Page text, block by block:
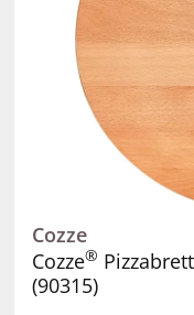
Cozze
Cozze®
(90315)